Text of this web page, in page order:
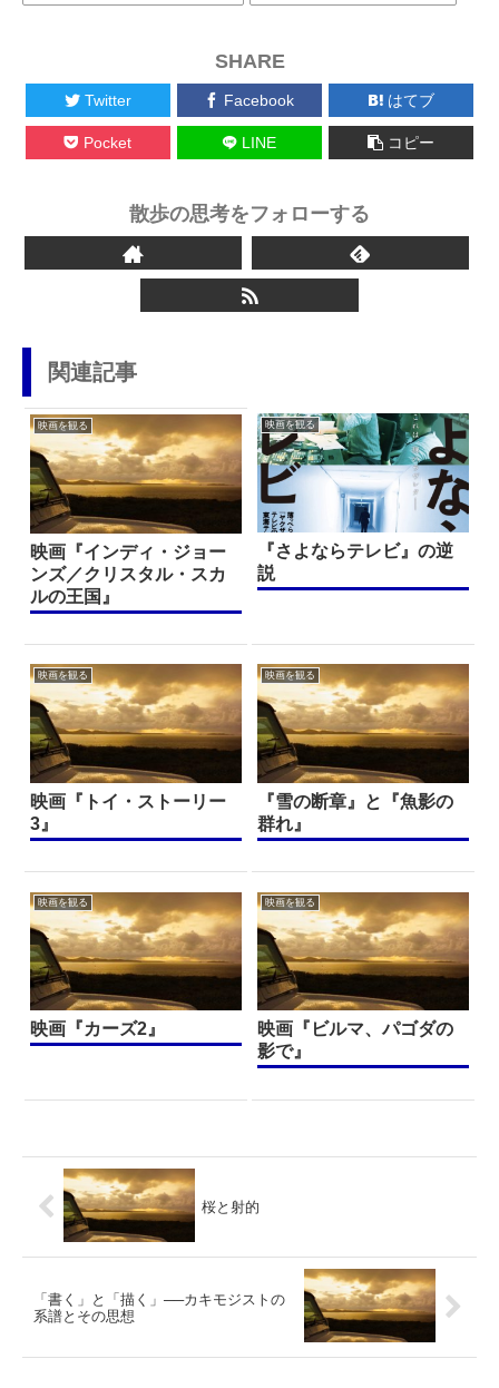
SHARE
Twitter Facebook はてブ
Pocket LINE コピー
散歩の思考をフォローする
関連記事
映画を観る
映画『インディ・ジョー
ンズ／クリスタル・スカ
ルの王国』
映画を観る
『さよならテレビ』の逆
説
映画を観る
映画『トイ・ストーリー
3』
映画を観る
『雪の断章』と『魚影の
群れ』
映画を観る
映画『カーズ2』
映画を観る
映画『ビルマ、パゴダの
影で』
桜と射的
「書く」と「描く」──カキモジストの
系譜とその思想